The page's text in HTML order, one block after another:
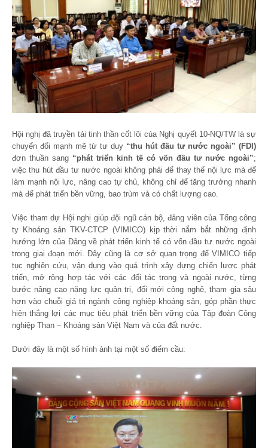
Hội nghị đã truyền tải tinh thần cốt lõi của Nghị quyết 10-NQ/TW là sự
chuyển đổi mạnh mẽ từ tư duy “thu hút đầu tư nước ngoài” (FDI)
đơn thuần sang “phát triển kinh tế có vốn đầu tư nước ngoài”;
việc thu hút đầu tư nước ngoài không phải để thay thế nội lực mà để
làm mạnh nội lực, nâng cao tự chủ, không chỉ để tăng trưởng nhanh
mà để phát triển bền vững, bao trùm và có chất lượng cao.
Việc tham dự Hội nghị giúp đội ngũ cán bộ, đảng viên của Tổng công
ty Khoáng sản TKV-CTCP (VIMICO) kịp thời nắm bắt những định
hướng lớn của Đảng về phát triển kinh tế có vốn đầu tư nước ngoài
trong giai đoạn mới. Đây cũng là cơ sở quan trọng để VIMICO tiếp
tục nghiên cứu, vận dụng vào quá trình xây dựng chiến lược phát
triển, mở rộng hợp tác với các đối tác trong và ngoài nước, từng
bước nâng cao năng lực quản trị, đổi mới công nghệ, tham gia sâu
hơn vào chuỗi giá trị ngành công nghiệp khoáng sản, góp phần thực
hiện thắng lợi các mục tiêu phát triển bền vững của Tập đoàn Công
nghiệp Than – Khoáng sản Việt Nam và của đất nước.
Dưới đây là một số hình ảnh tại một số điểm cầu: